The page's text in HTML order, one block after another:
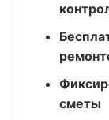
сметы